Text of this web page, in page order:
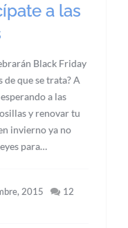
a las
Black Friday
de que se trata? A
a las
y renovar tu
invierno ya no
para…
2015
12